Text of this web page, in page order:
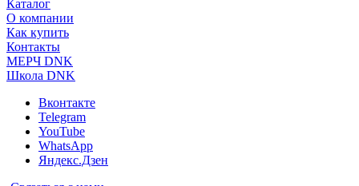
Каталог
О компании
Как купить
Контакты
МЕРЧ DNK
Школа DNK
Вконтакте
Telegram
YouTube
WhatsApp
Яндекс.Дзен